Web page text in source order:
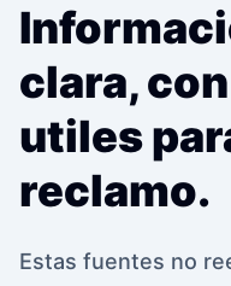
clara,
utiles
reclamo.
Estas fuentes no